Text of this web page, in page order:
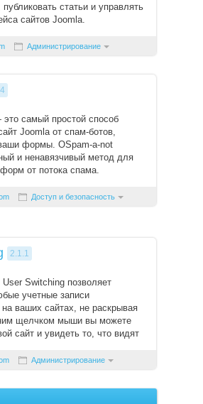
публиковать статьи и управлять
сайтов Joomla.
Администрирование
самый простой способ
Joomla от спам-ботов,
формы. OSpam-a-not
и ненавязчивый метод для
от потока спама.
Доступ и безопасность
2.1.1
Switching позволяет
учетные записи
на ваших сайтах, не раскрывая
щелчком мыши вы можете
сайт и увидеть то, что видят
Администрирование